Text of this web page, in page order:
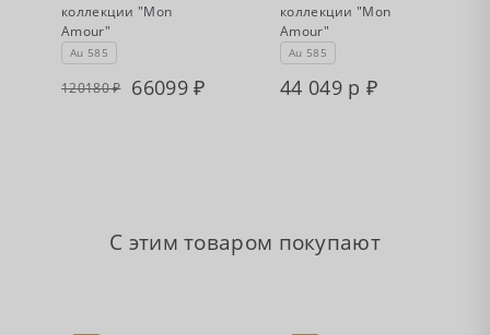
коллекции "Mon
Amour"
Au 585
120180 66099
коллекции "Mon
Amour"
Au 585
44 049 р
С этим товаром покупают